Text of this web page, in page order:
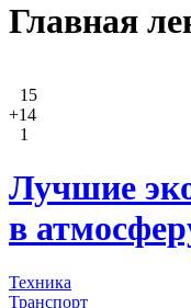
Главная
15
+14
1
Лучшие
в
Техника
Транспорт